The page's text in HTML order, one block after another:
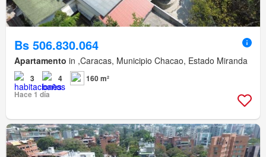
Bs 506.830.064
Apartamento in ,Caracas, Municipio Chacao, Estado Miranda
3 4
160 m²
Hace 1 día